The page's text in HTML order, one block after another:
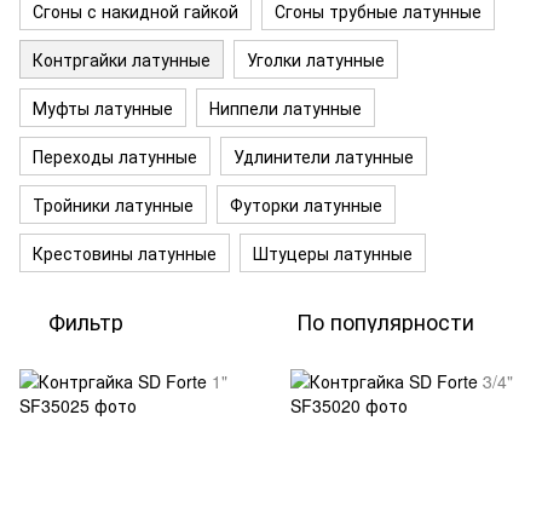
Сгоны с накидной гайкой
Сгоны трубные латунные
Контргайки латунные
Уголки латунные
Муфты латунные
Ниппели латунные
Переходы латунные
Удлинители латунные
Тройники латунные
Футорки латунные
Крестовины латунные
Штуцеры латунные
Фильтр По популярности